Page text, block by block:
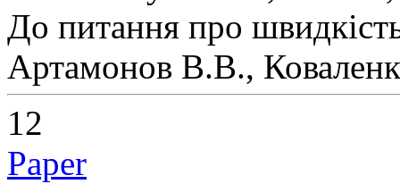
До питання про
Артамонов В.В.,
12
Paper